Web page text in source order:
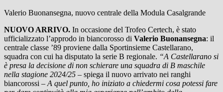
Valerio Buonansegna, nuovo centrale della Modula Casalgrande
NUOVO ARRIVO. In occasione del Trofeo Certech, è stato
ufficializzato l’approdo in biancorosso di Valerio Buonansegna: il
centrale classe ’89 proviene dalla Sportinsieme Castellarano,
squadra con cui ha disputato la serie B regionale. “A Castellarano si
è presa la decisione di non schierare una squadra di B maschile
nella stagione 2024/25 – spiega il nuovo arrivato nei ranghi
biancorossi – A quel punto, ho iniziato a chiedermi cosa potessi fare